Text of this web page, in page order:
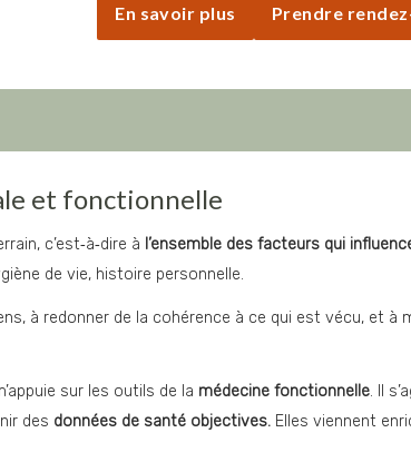
En savoir plus Prendre
et fonctionnelle
c’est‑à‑dire à l’ensemble des facteurs qui
de vie, histoire personnelle.
à redonner de la cohérence à ce qui est vécu, et à
sur les outils de la médecine fonctionnelle. Il
des données de santé objectives. Elles viennent